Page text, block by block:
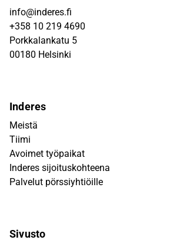
info@inderes.fi
+358 10 219 4690
Porkkalankatu 5
00180 Helsinki
Inderes
Meistä
Tiimi
Avoimet työpaikat
Inderes sijoituskohteena
Palvelut pörssiyhtiöille
Sivusto